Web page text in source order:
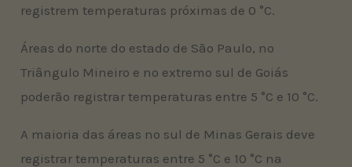
registrem temperaturas próximas de 0 °C.
Áreas do norte do estado de São Paulo, no
Triângulo Mineiro e no extremo sul de Goiás
poderão registrar temperaturas entre 5 °C e 10 °C.
A maioria das áreas no sul de Minas Gerais deve
registrar temperaturas entre 5 °C e 10 °C na